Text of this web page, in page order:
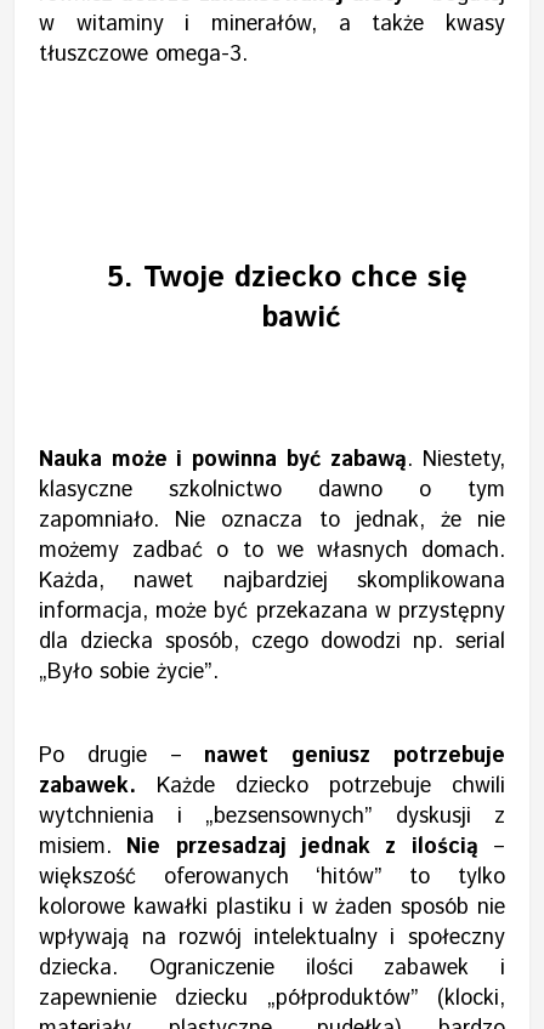
w witaminy i minerałów, a także kwasy
tłuszczowe omega-3.
5. Twoje dziecko chce się
bawić
Nauka może i powinna być zabawą. Niestety,
klasyczne szkolnictwo dawno o tym
zapomniało. Nie oznacza to jednak, że nie
możemy zadbać o to we własnych domach.
Każda, nawet najbardziej skomplikowana
informacja, może być przekazana w przystępny
dla dziecka sposób, czego dowodzi np. serial
„Było sobie życie”.
Po drugie – nawet geniusz potrzebuje
zabawek. Każde dziecko potrzebuje chwili
wytchnienia i „bezsensownych” dyskusji z
misiem. Nie przesadzaj jednak z ilością –
większość oferowanych ‘hitów” to tylko
kolorowe kawałki plastiku i w żaden sposób nie
wpływają na rozwój intelektualny i społeczny
dziecka. Ograniczenie ilości zabawek i
zapewnienie dziecku „półproduktów” (klocki,